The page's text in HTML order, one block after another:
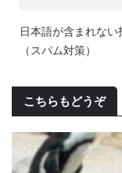
日本語が含まれない
（スパム対策）
こちらもどうぞ